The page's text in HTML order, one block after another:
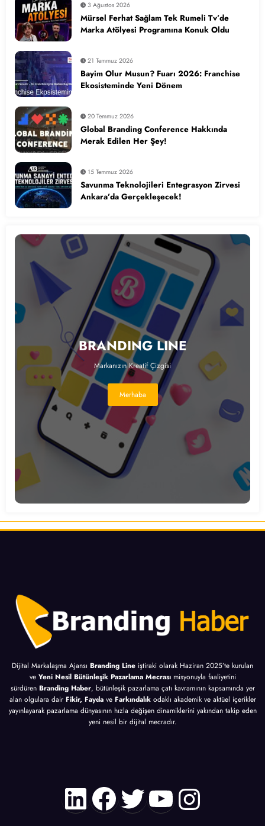
3 Ağustos 2026
Mürsel Ferhat Sağlam Tek Rumeli Tv’de
Marka Atölyesi Programına Konuk Oldu
21 Temmuz 2026
Bayim Olur Musun? Fuarı 2026: Franchise
Ekosisteminde Yeni Dönem
20 Temmuz 2026
Global Branding Conference Hakkında
Merak Edilen Her Şey!
15 Temmuz 2026
Savunma Teknolojileri Entegrasyon Zirvesi
Ankara’da Gerçekleşecek!
BRANDING LINE
Markanızın Kreatif Çizgisi
Merhaba
Dijital Markalaşma Ajansı Branding Line iştiraki olarak Haziran 2025’te kurulan
ve Yeni Nesil Bütünleşik Pazarlama Mecrası misyonuyla faaliyetini
sürdüren Branding Haber, bütünleşik pazarlama çatı kavramının kapsamında yer
alan olgulara dair Fikir, Fayda ve Farkındalık odaklı akademik ve aktüel içerikler
yayınlayarak pazarlama dünyasının hızla değişen dinamiklerini yakından takip eden
yeni nesil bir dijital mecradır.
LinkedIn
Facebook
Twitter
YouTube